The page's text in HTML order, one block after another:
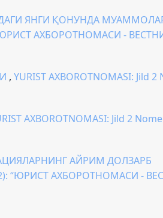
ЯНГИ ҚОНУНДА
“ЮРИСТ АХБОРОТНОМАСИ -
, YURIST AXBOROTNOMASI: Jild
AXBOROTNOMASI: Jild 2
АЙРИМ ДОЛЗАРБ
“ЮРИСТ АХБОРОТНОМАСИ -